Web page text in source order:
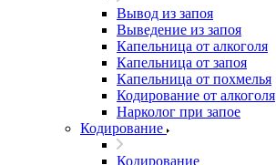
Вывод из запоя
Выведение из запоя
Капельница от алкоголя
Капельница от запоя
Капельница от похмелья
Кодирование от алкоголя
Нарколог при запое
Кодирование
Кодирование